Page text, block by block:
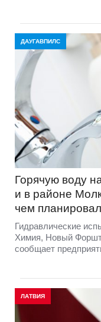
ДАУГАВПИЛС
Горячую воду
и в районе
чем
Гидравлические
Химия, Новый
сообщает
ЛАТВИЯ